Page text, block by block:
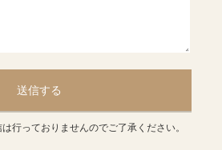
送信する
行っておりませんのでご了承ください。